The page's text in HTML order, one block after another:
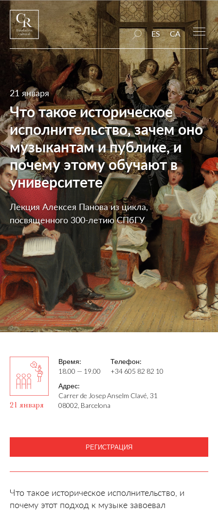
ES CA
21 января
Что такое историческое
исполнительство, зачем оно
музыкантам и публике, и
почему этому обучают в
университете
Лекция Алексея Панова из цикла,
посвященного 300-летию СПбГУ
21 января
Время:
18.00 — 19.00
Телефон:
+34 605 82 82 10
Адрес:
Carrer de Josep Anselm Clavé, 31
08002, Barcelona
РЕГИСТРАЦИЯ
Что такое историческое исполнительство, и
почему этот подход к музыке завоевал